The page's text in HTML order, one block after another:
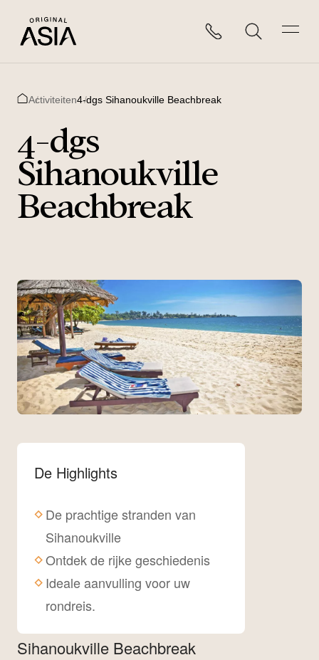
Activiteiten4-dgs Sihanoukville Beachbreak
4-dgs
Sihanoukville
Beachbreak
Sihanoukville Beachbreak
De Highlights
De prachtige stranden van
Sihanoukville
Ontdek de rijke geschiedenis
Ideale aanvulling voor uw
rondreis.